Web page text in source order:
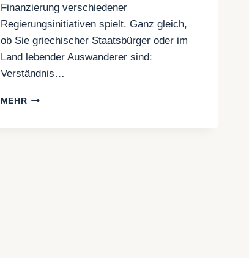
Finanzierung verschiedener
Regierungsinitiativen spielt. Ganz gleich,
ob Sie griechischer Staatsbürger oder im
Land lebender Auswanderer sind:
Verständnis…
MEHREINKOMMENSSTEUER